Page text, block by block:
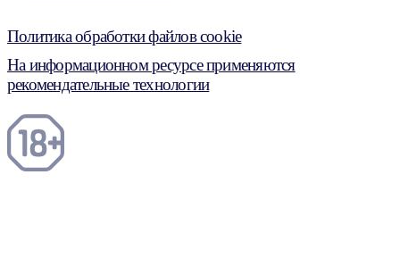
Политика обработки файлов cookie
На информационном ресурсе применяются
рекомендательные технологии